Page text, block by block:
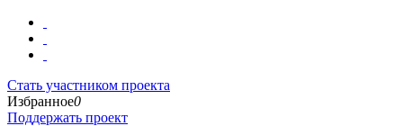
Стать участником проекта
Избранное0
Поддержать проект